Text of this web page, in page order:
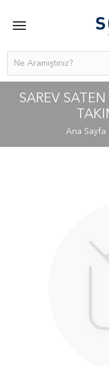
SAREV
Ana Sayfa